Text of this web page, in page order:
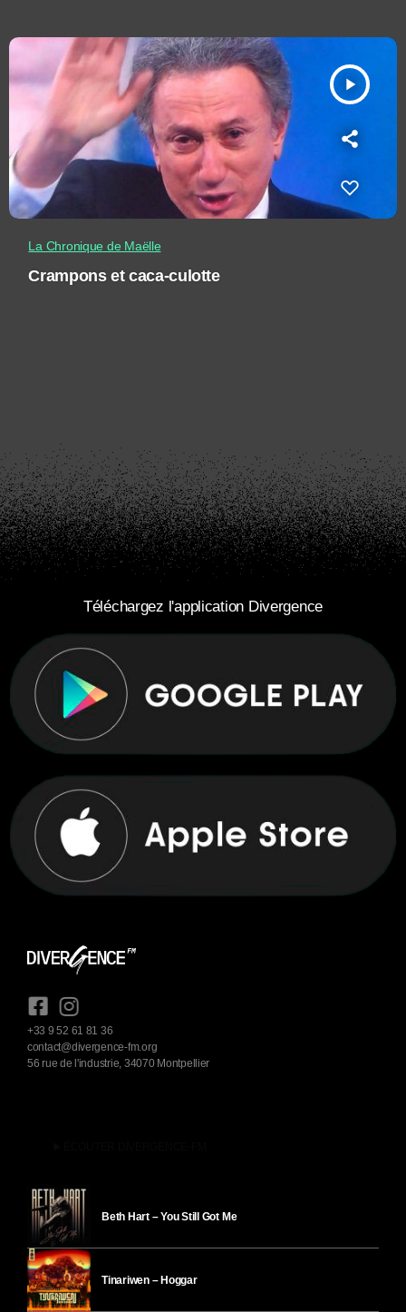
play_arrow
La Chronique de Maëlle
Crampons et caca-culotte
Téléchargez l'application Divergence
+33 9 52 61 81 36
contact@divergence-fm.org
56 rue de l'industrie, 34070 Montpellier
Beth Hart – You Still Got Me
Tinariwen – Hoggar